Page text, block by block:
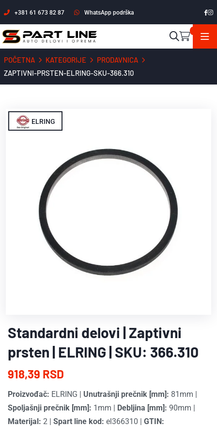
+381 61 673 82 87 WhatsApp podrška
POČETNA KATEGORIJE
PRODAVNICA
ZAPTIVNI-PRSTEN-ELRING-SKU-366.310
ELRING
Standardni delovi | Zaptivni
prsten | ELRING | SKU: 366.310
918,39 RSD
Proizvođač: ELRING Unutrašnji prečnik [mm]: 81mm
Spoljašnji prečnik [mm]: 1mm Debljina [mm]: 90mm
Materijal: 2 Spart line kod: el366310
GTIN: